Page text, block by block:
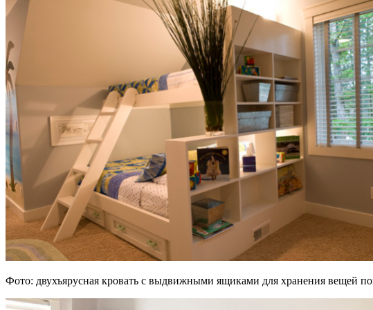
Фото: двухъярусная кровать с выдвижными ящиками для хранения вещей